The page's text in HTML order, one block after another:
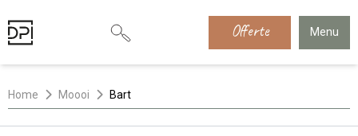
Offerte Menu
Home Moooi Bart